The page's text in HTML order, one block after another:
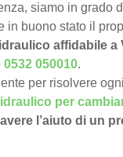
siamo in grado
in buono stato il
affidabile a
0532 050010.
per risolvere
idraulico per
l’aiuto di un